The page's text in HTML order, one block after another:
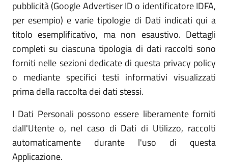
pubblicità (Google Advertiser ID o identificatore IDFA,
per esempio) e varie tipologie di Dati indicati qui a
titolo esemplificativo, ma non esaustivo. Dettagli
completi su ciascuna tipologia di dati raccolti sono
forniti nelle sezioni dedicate di questa privacy policy
o mediante specifici testi informativi visualizzati
prima della raccolta dei dati stessi.
I Dati Personali possono essere liberamente forniti
dall'Utente o, nel caso di Dati di Utilizzo, raccolti
automaticamente durante l'uso di questa
Applicazione.